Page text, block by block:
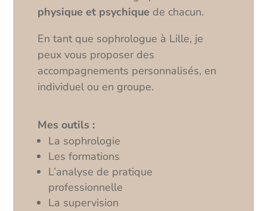
physique et psychique de chacun.
En tant que sophrologue à Lille, je
peux vous proposer des
accompagnements personnalisés, en
individuel ou en groupe.
Mes outils :
La sophrologie
Les formations
L’analyse de pratique
professionnelle
La supervision